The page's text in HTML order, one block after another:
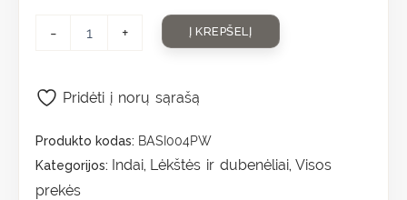
- + Į KREPŠELĮ
Produkto kodas: BASI004PW
Kategorijos: Indai, Lėkštės ir dubenėliai, Visos
prekės
Pridėti į norų sąrašą